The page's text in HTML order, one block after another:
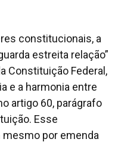
constitucionais, a
estreita relação”
Constituição Federal,
e a harmonia entre
artigo 60, parágrafo
Esse
por emenda